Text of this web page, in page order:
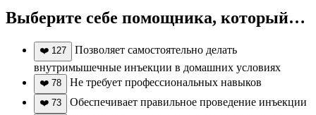
Выберите себе помощника, который…
❤️ 127
Позволяет самостоятельно делать
внутримышечные инъекции в домашних условиях
❤️ 78 Не требует профессиональных навыков
❤️ 73 Обеспечивает правильное проведение инъекции